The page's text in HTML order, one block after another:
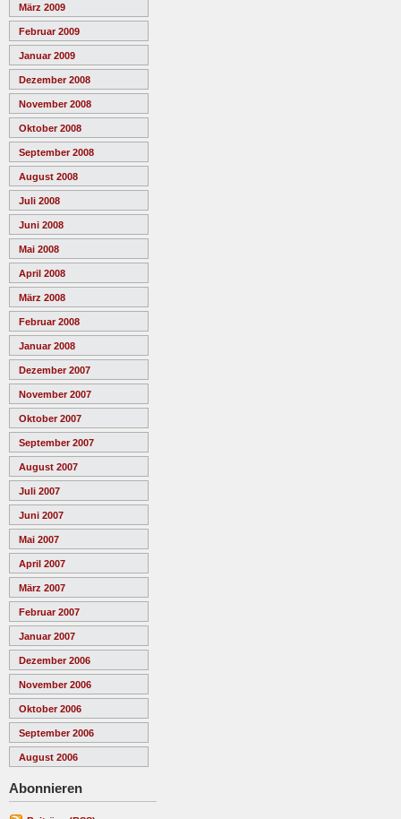
März 2009
Februar 2009
Januar 2009
Dezember 2008
November 2008
Oktober 2008
September 2008
August 2008
Juli 2008
Juni 2008
Mai 2008
April 2008
März 2008
Februar 2008
Januar 2008
Dezember 2007
November 2007
Oktober 2007
September 2007
August 2007
Juli 2007
Juni 2007
Mai 2007
April 2007
März 2007
Februar 2007
Januar 2007
Dezember 2006
November 2006
Oktober 2006
September 2006
August 2006
Abonnieren